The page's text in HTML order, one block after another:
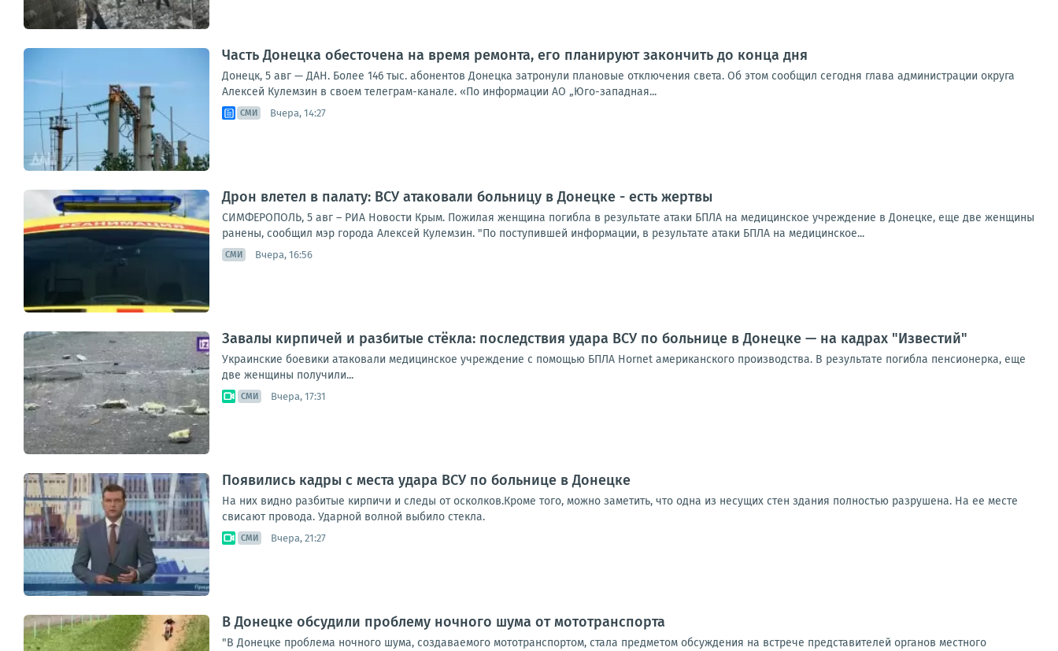
Часть Донецка обесточена на время ремонта, его планируют закончить до конца дня
Донецк, 5 авг — ДАН. Более 146 тыс. абонентов Донецка затронули плановые отключения света. Об этом сообщил сегодня глава администрации округа
Алексей Кулемзин в своем телеграм-канале. «По информации АО „Юго-западная...
СМИ Вчера, 14:27
Дрон влетел в палату: ВСУ атаковали больницу в Донецке - есть жертвы
СИМФЕРОПОЛЬ, 5 авг – РИА Новости Крым. Пожилая женщина погибла в результате атаки БПЛА на медицинское учреждение в Донецке, еще две женщины
ранены, сообщил мэр города Алексей Кулемзин. "По поступившей информации, в результате атаки БПЛА на медицинское...
СМИ Вчера, 16:56
Завалы кирпичей и разбитые стёкла: последствия удара ВСУ по больнице в Донецке — на кадрах "Известий"
Украинские боевики атаковали медицинское учреждение с помощью БПЛА Hornet американского производства. В результате погибла пенсионерка, еще
две женщины получили...
СМИ Вчера, 17:31
Появились кадры с места удара ВСУ по больнице в Донецке
На них видно разбитые кирпичи и следы от осколков.Кроме того, можно заметить, что одна из несущих стен здания полностью разрушена. На ее месте
свисают провода. Ударной волной выбило стекла.
СМИ Вчера, 21:27
В Донецке обсудили проблему ночного шума от мототранспорта
"В Донецке проблема ночного шума, создаваемого мототранспортом, стала предметом обсуждения на встрече представителей органов местного